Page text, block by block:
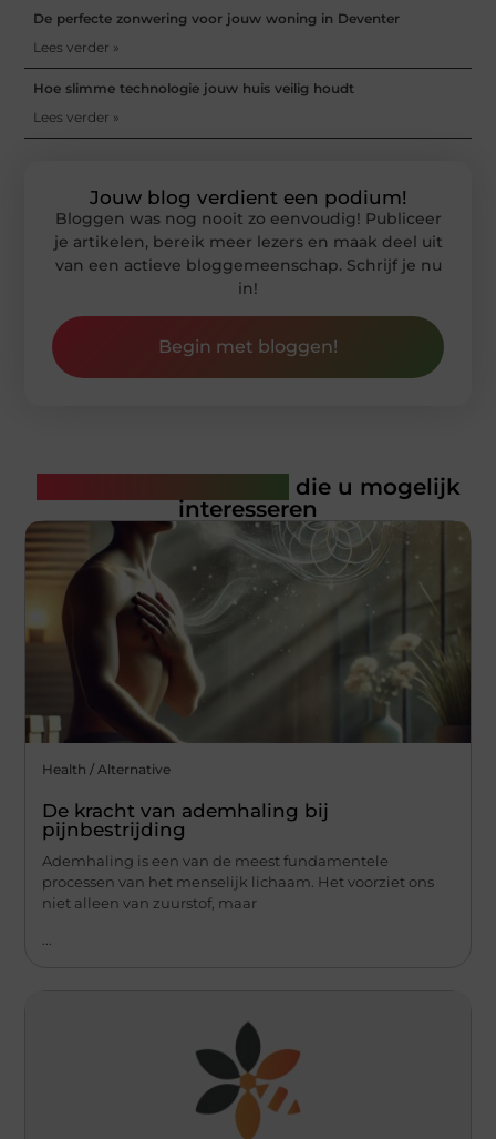
De perfecte zonwering voor jouw woning in Deventer
Lees verder »
Hoe slimme technologie jouw huis veilig houdt
Lees verder »
Jouw blog verdient een podium!
Bloggen was nog nooit zo eenvoudig! Publiceer
je artikelen, bereik meer lezers en maak deel uit
van een actieve bloggemeenschap. Schrijf je nu
in!
Begin met bloggen!
die u mogelijk
interesseren
Health / Alternative
De kracht van ademhaling bij
pijnbestrijding
Ademhaling is een van de meest fundamentele
processen van het menselijk lichaam. Het voorziet ons
niet alleen van zuurstof, maar
...